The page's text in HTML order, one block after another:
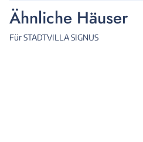
Ähnliche Häuser
Für STADTVILLA SIGNUS